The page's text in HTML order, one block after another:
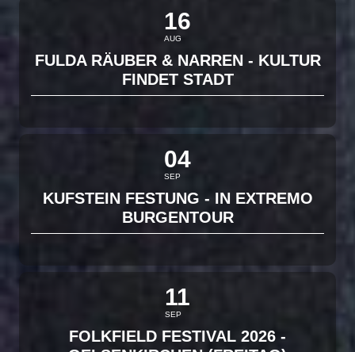
16
AUG
FULDA RÄUBER & NARREN - KULTUR
FINDET STADT
04
SEP
KUFSTEIN FESTUNG - IN EXTREMO
BURGENTOUR
11
SEP
FOLKFIELD FESTIVAL 2026 -